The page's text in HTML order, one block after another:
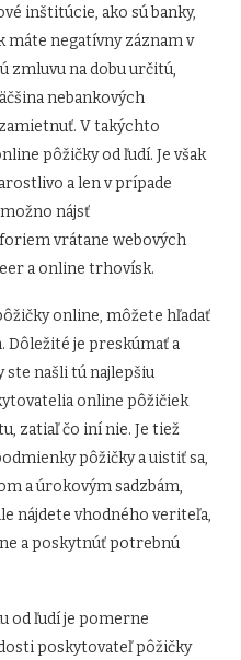
inštitúcie, ako sú banky,
máte negatívny záznam v
zmluvu na dobu určitú,
nebankových
V takýchto
pôžičky od ľudí. Je však
a len v prípade
nájsť
vrátane webových
a online trhovísk.
online, môžete hľadať
je preskúmať a
našli tú najlepšiu
online pôžičiek
zatiaľ čo iní nie. Je tiež
pôžičky a uistiť sa,
a úrokovým sadzbám,
nájdete vhodného veriteľa,
a poskytnúť potrebnú
od ľudí je pomerne
poskytovateľ pôžičky